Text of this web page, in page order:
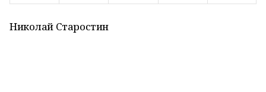
Николай Старостин